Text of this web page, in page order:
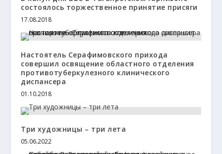
состоялось торжественное принятие присяги
17.08.2018
Настоятель Серафимовского прихода
совершил освящение областного отделения
противотуберкулезного клинического
диспансера
01.10.2018
Три художницы – три лета
05.06.2022